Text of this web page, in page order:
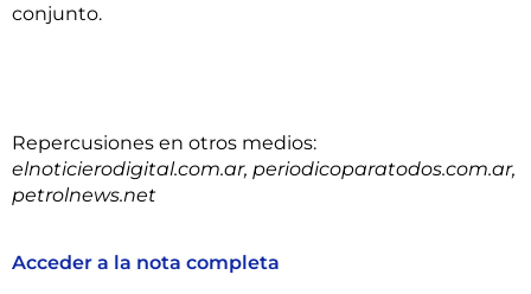
conjunto.
Repercusiones en otros medios:
elnoticierodigital.com.ar, periodicoparatodos.com.ar,
petrolnews.net
Acceder a la nota completa